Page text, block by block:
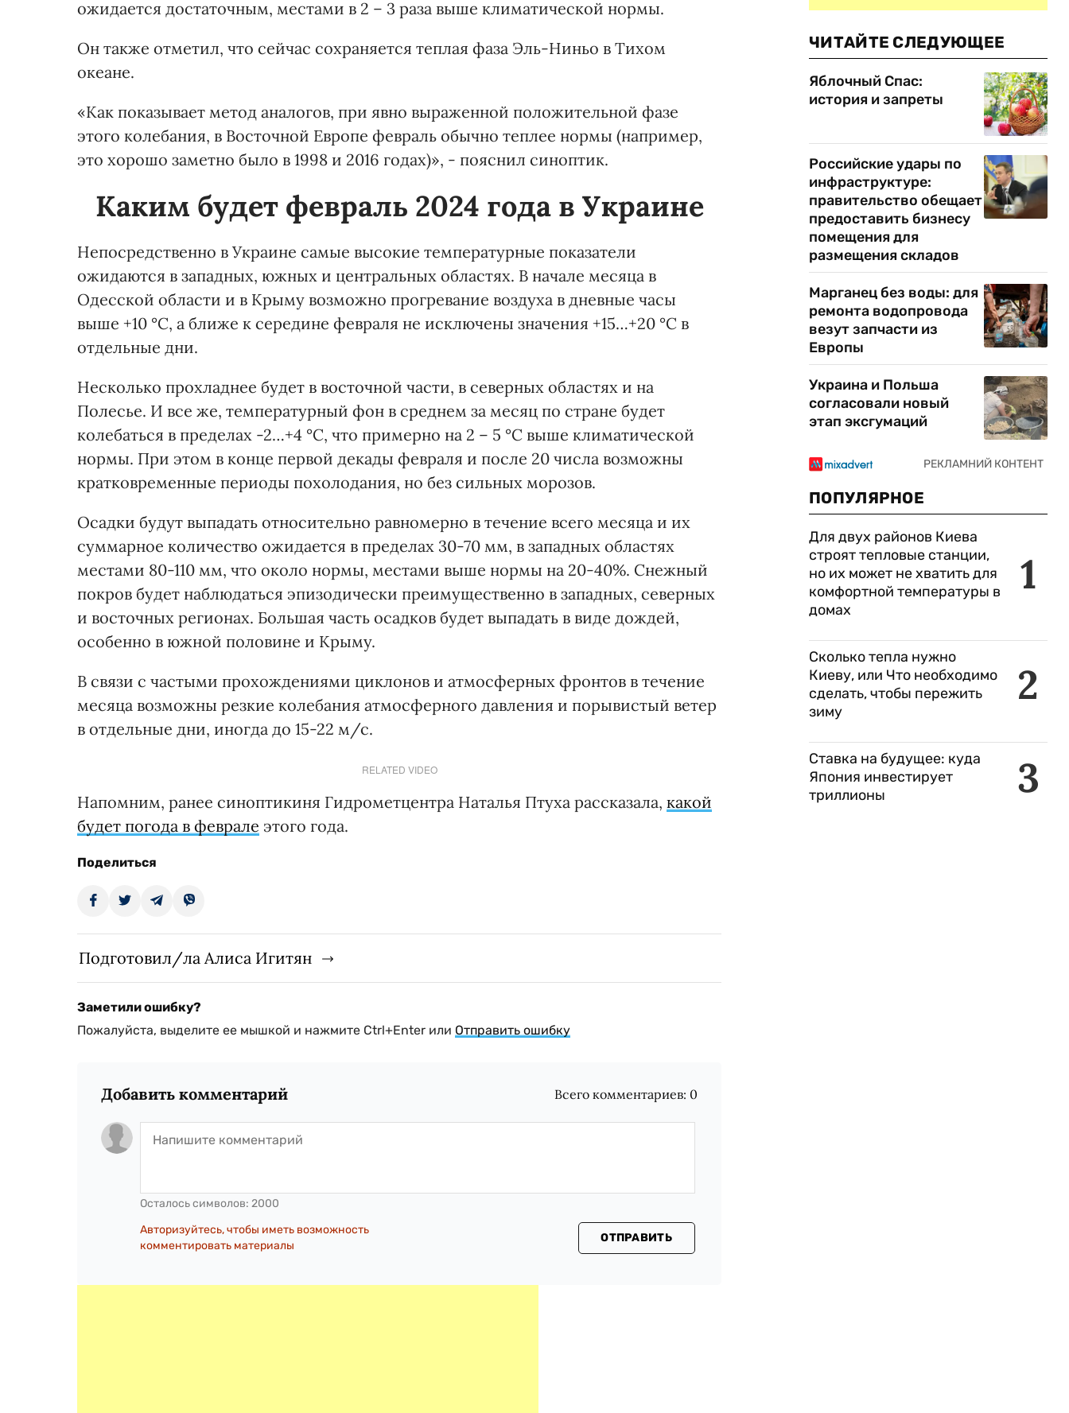
ожидается достаточным, местами в 2 – 3 раза выше климатической нормы.
Он также отметил, что сейчас сохраняется теплая фаза Эль-Ниньо в Тихом
океане.
«Как показывает метод аналогов, при явно выраженной положительной фазе
этого колебания, в Восточной Европе февраль обычно теплее нормы (например,
это хорошо заметно было в 1998 и 2016 годах)», - пояснил синоптик.
Каким будет февраль 2024 года в Украине
Непосредственно в Украине самые высокие температурные показатели
ожидаются в западных, южных и центральных областях. В начале месяца в
Одесской области и в Крыму возможно прогревание воздуха в дневные часы
выше +10 °С, а ближе к середине февраля не исключены значения +15…+20 °С в
отдельные дни.
Несколько прохладнее будет в восточной части, в северных областях и на
Полесье. И все же, температурный фон в среднем за месяц по стране будет
колебаться в пределах -2…+4 °С, что примерно на 2 – 5 °С выше климатической
нормы. При этом в конце первой декады февраля и после 20 числа возможны
кратковременные периоды похолодания, но без сильных морозов.
Осадки будут выпадать относительно равномерно в течение всего месяца и их
суммарное количество ожидается в пределах 30-70 мм, в западных областях
местами 80-110 мм, что около нормы, местами выше нормы на 20-40%. Снежный
покров будет наблюдаться эпизодически преимущественно в западных, северных
и восточных регионах. Большая часть осадков будет выпадать в виде дождей,
особенно в южной половине и Крыму.
В связи с частыми прохождениями циклонов и атмосферных фронтов в течение
месяца возможны резкие колебания атмосферного давления и порывистый ветер
в отдельные дни, иногда до 15-22 м/с.
RELATED VIDEO
Напомним, ранее синоптикиня Гидрометцентра Наталья Птуха рассказала, какой
будет погода в феврале этого года.
Поделиться
Подготовил/ла Алиса Игитян
Заметили ошибку?
Пожалуйста, выделите ее мышкой и нажмите Ctrl+Enter или Отправить ошибку
Добавить комментарий Всего комментариев: 0
Осталось символов: 2000
Авторизуйтесь, чтобы иметь возможность
комментировать материалы
ОТПРАВИТЬ
ЧИТАЙТЕ СЛЕДУЮЩЕЕ
Яблочный Спас:
история и запреты
Российские удары по
инфраструктуре:
правительство обещает
предоставить бизнесу
помещения для
размещения складов
Марганец без воды: для
ремонта водопровода
везут запчасти из
Европы
Украина и Польша
согласовали новый
этап эксгумаций
ПОПУЛЯРНОЕ
1
Для двух районов Киева
строят тепловые станции,
но их может не хватить для
комфортной температуры в
домах
2
Сколько тепла нужно
Киеву, или Что необходимо
сделать, чтобы пережить
зиму
3
Ставка на будущее: куда
Япония инвестирует
триллионы